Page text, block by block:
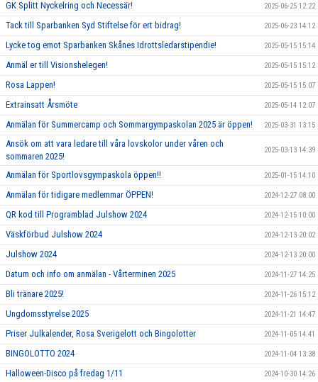
GK Splitt Nyckelring och Necessär! 2025-06-25 12:22
Tack till Sparbanken Syd Stiftelse för ert bidrag! 2025-06-23 14:12
Lycke tog emot Sparbanken Skånes Idrottsledarstipendie! 2025-05-15 15:14
Anmäl er till Visionshelegen! 2025-05-15 15:12
Rosa Lappen! 2025-05-15 15:07
Extrainsatt Årsmöte 2025-05-14 12:07
Anmälan för Summercamp och Sommargympaskolan 2025 är öppen! 2025-03-31 13:15
Ansök om att vara ledare till våra lovskolor under våren och
sommaren 2025!
2025-03-13 14:39
Anmälan för Sportlovsgympaskola öppen!! 2025-01-15 14:10
Anmälan för tidigare medlemmar ÖPPEN! 2024-12-27 08:00
QR kod till Programblad Julshow 2024 2024-12-15 10:00
Väskförbud Julshow 2024 2024-12-13 20:02
Julshow 2024 2024-12-13 20:00
Datum och info om anmälan - Vårterminen 2025 2024-11-27 14:25
Bli tränare 2025! 2024-11-26 15:12
Ungdomsstyrelse 2025 2024-11-21 14:47
Priser Julkalender, Rosa Sverigelott och Bingolotter 2024-11-05 14:41
BINGOLOTTO 2024 2024-11-04 13:38
Halloween-Disco på fredag 1/11 2024-10-30 14:26